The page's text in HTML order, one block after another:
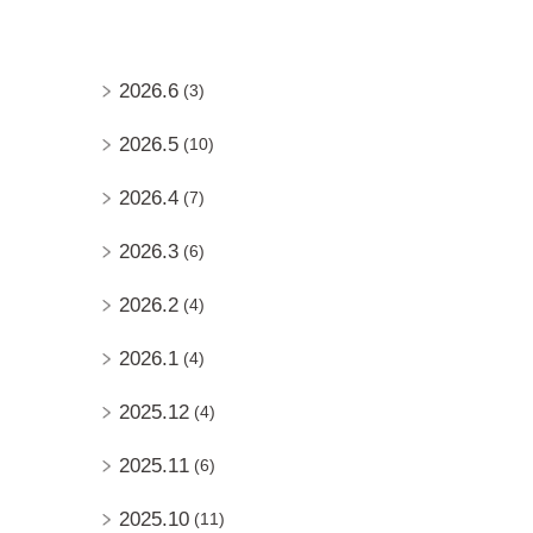
2026.6 (3)
2026.5 (10)
2026.4 (7)
2026.3 (6)
2026.2 (4)
2026.1 (4)
2025.12 (4)
2025.11 (6)
2025.10 (11)